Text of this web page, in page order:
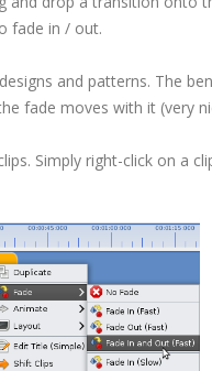
fade in / out.
and patterns. The
fade moves with it (very
Simply right-click on a